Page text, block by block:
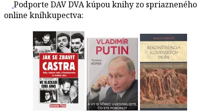
Podporte DAV DVA kúpou knihy zo spriazneného
online kníhkupectva: